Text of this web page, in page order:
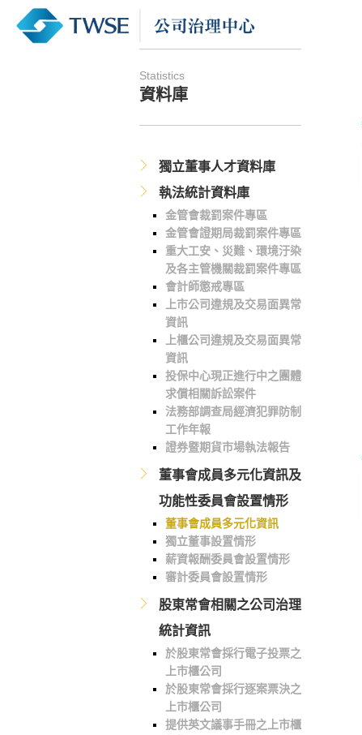
Statistics
資料庫
獨立董事人才資料庫
執法統計資料庫
金管會裁罰案件專區
金管會證期局裁罰案件專區
重大工安、災難、環境汙染
及各主管機關裁罰案件專區
會計師懲戒專區
上市公司違規及交易面異常
資訊
上櫃公司違規及交易面異常
資訊
投保中心現正進行中之團體
求償相關訴訟案件
法務部調查局經濟犯罪防制
工作年報
證券暨期貨市場執法報告
董事會成員多元化資訊及
功能性委員會設置情形
董事會成員多元化資訊
獨立董事設置情形
薪資報酬委員會設置情形
審計委員會設置情形
股東常會相關之公司治理
統計資訊
於股東常會採行電子投票之
上市櫃公司
於股東常會採行逐案票決之
上市櫃公司
提供英文議事手冊之上市櫃